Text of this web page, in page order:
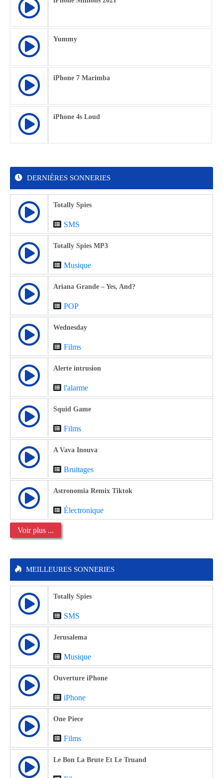
Yummy
iPhone 7 Marimba
iPhone 4s Loud
DERNIÈRES SONNERIES
Totally Spies
SMS
Totally Spies MP3
Musique
Ariana Grande – Yes, And?
POP
Wednesday
Films
Alerte intrusion
l'alarme
Squid Game
Films
A Vava Inouva
Bruitages
Astronomia Remix Tiktok
Électronique
Voir plus ...
MEILLEURES SONNERIES
Totally Spies
SMS
Jerusalema
Musique
Ouverture iPhone
iPhone
One Piece
Films
Le Bon La Brute Et Le Truand